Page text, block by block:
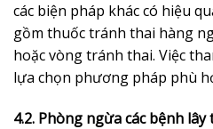
các biện pháp khác có hiệu
gồm thuốc tránh thai hàng
hoặc vòng tránh thai. Việc
lựa chọn phương pháp phù
4.2. Phòng ngừa các bệnh